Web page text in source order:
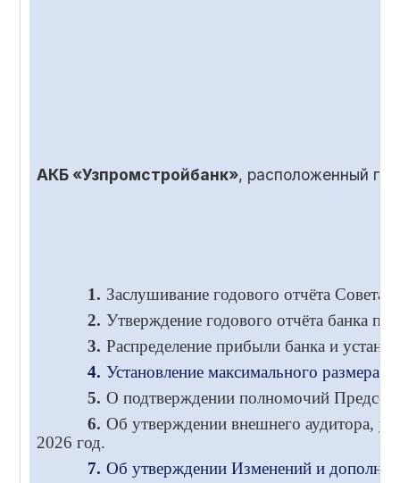
АКБ «Узпромстройбанк», расположенный по
1. Заслушивание годового отчёта
2. Утверждение годового отчёта банка по
3. Распределение прибыли банка и
4. Установление максимального размера
5. О подтверждении полномочий
6. Об утверждении внешнего аудитора,
2026 год.
7. Об утверждении Изменений и